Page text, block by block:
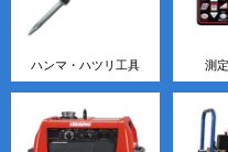
ハンマ・ハツリ工具 測